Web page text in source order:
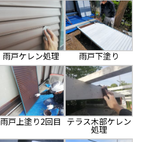
雨戸ケレン処理 雨戸下塗り
雨戸上塗り2回目 テラス木部ケレン
処理